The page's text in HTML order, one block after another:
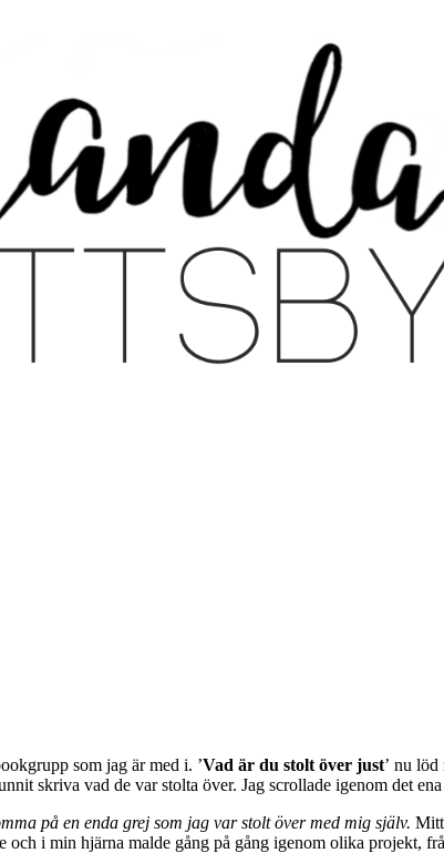
som jag är med i. ’Vad är du stolt över just’ nu
skriva vad de var stolta över. Jag scrollade igenom det
på en enda grej som jag var stolt över med mig själv.
och i min hjärna malde gång på gång igenom olika projekt,